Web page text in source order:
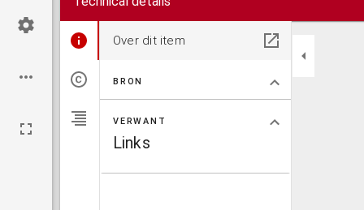
Over dit item
BRON
VERWANT
Links